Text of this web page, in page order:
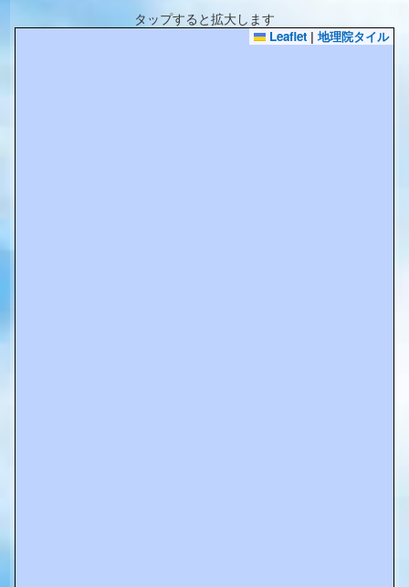
タップすると拡大します
Leaflet | 地理院タイル